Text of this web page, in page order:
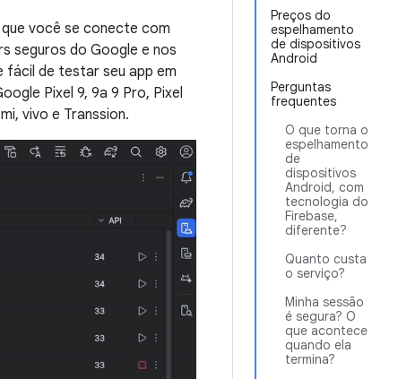
Preços do
espelhamento
de dispositivos
Android
Perguntas
frequentes
O que torna o
espelhamento
de
dispositivos
Android, com
tecnologia do
Firebase,
diferente?
Quanto custa
o serviço?
Minha sessão
é segura? O
que acontece
quando ela
termina?
você se conecte com
seguros do Google e nos
fácil de testar seu app em
Pixel 9, 9a 9 Pro, Pixel
vivo e Transsion.